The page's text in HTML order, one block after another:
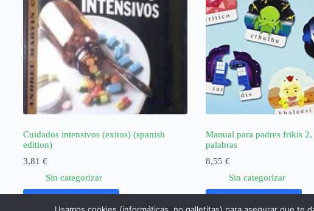
Cuidados intensivos (exitos) (spanish
edition)
3,81 €
Sin categorizar
Manual para padres frikis 2,
palabras
8,55€
Sin categorizar